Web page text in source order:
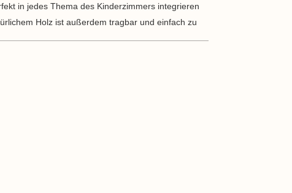
in jedes Thema des Kinderzimmers integrieren
Holz ist außerdem tragbar und einfach zu